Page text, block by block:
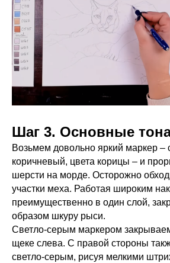
Шаг 3. Основные
Возьмем довольно яркий маркер –
коричневый, цвета корицы – и
шерсти на морде. Осторожно
участки меха. Работая широким
преимущественно в один слой,
образом шкуру рыси.
Светло-серым маркером
щеке слева. С правой стороны
светло-серым, рисуя мелкими